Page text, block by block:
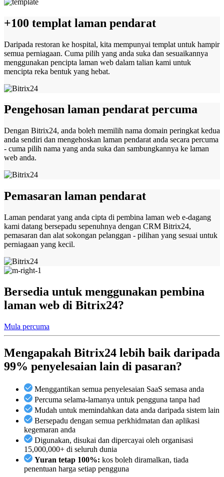
+100 templat laman pendarat
Daripada restoran ke hospital, kita mempunyai templat untuk hampir
semua perniagaan. Cuma pilih yang anda suka dan sesuaikannya
menggunakan pencipta laman web dalam talian kami untuk
mencipta reka bentuk yang hebat.
Pengehosan laman pendarat percuma
Dengan Bitrix24, anda boleh memilih nama domain peringkat kedua
anda sendiri dan mengehoskan laman pendarat anda secara percuma
- cuma pilih nama yang anda suka dan sambungkannya ke laman
web anda.
Pemasaran laman pendarat
Laman pendarat yang anda cipta di pembina laman web e-dagang
kami datang bersepadu sepenuhnya dengan CRM Bitrix24,
pemasaran dan alat sokongan pelanggan - pilihan yang sesuai untuk
perniagaan yang kecil.
Bersedia untuk menggunakan pembina
laman web di Bitrix24?
Mula percuma
Mengapakah Bitrix24 lebih baik daripada
99% penyelesaian lain di pasaran?
Menggantikan semua penyelesaian SaaS semasa anda
Percuma selama-lamanya untuk pengguna tanpa had
Mudah untuk memindahkan data anda daripada sistem lain
Bersepadu dengan semua perkhidmatan dan aplikasi
kegemaran anda
Digunakan, disukai dan dipercayai oleh organisasi
15,000,000+ di seluruh dunia
Yuran tetap 100%: kos boleh diramalkan, tiada
penentuan harga setiap pengguna